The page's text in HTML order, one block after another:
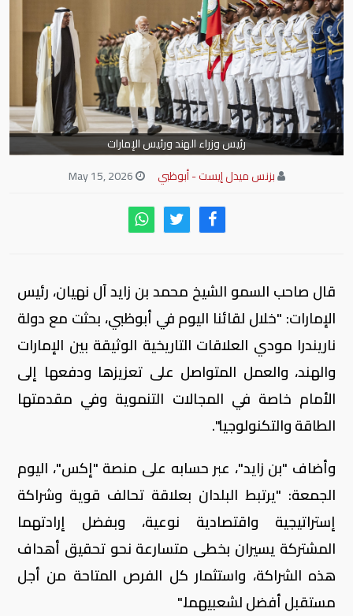
رئيس وزراء الهند ورئيس الإمارات
بزنس ميدل إيست - أبوظبي
قال صاحب السمو الشيخ محمد بن زايد آل نهيان، رئيس
الإمارات: "خلال لقائنا اليوم في أبوظبي، بحثت مع دولة
ناريندرا مودي العلاقات التاريخية الوثيقة بين الإمارات
والهند، والعمل المتواصل على تعزيزها ودفعها إلى
الأمام خاصة في المجالات التنموية وفي مقدمتها
الطاقة والتكنولوجيا".
وأضاف "بن زايد"، عبر حسابه على منصة "إكس"، اليوم
الجمعة: "يرتبط البلدان بعلاقة تحالف قوية وشراكة
إستراتيجية واقتصادية نوعية، وبفضل إرادتهما
المشتركة يسيران بخطى متسارعة نحو تحقيق أهداف
هذه الشراكة، واستثمار كل الفرص المتاحة من أجل
مستقبل أفضل لشعبيهما."